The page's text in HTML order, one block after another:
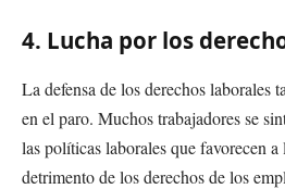
4. Lucha por los
La defensa de los derechos laborales
en el paro. Muchos trabajadores se
las políticas laborales que favorecen a
detrimento de los derechos de los